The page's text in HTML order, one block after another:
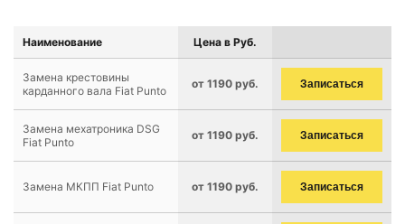
Наименование Цена в Руб.
Замена крестовины
карданного вала Fiat Punto
от 1190 руб. Записаться
Замена мехатроника DSG
Fiat Punto
от 1190 руб. Записаться
Замена МКПП Fiat Punto от 1190 руб. Записаться